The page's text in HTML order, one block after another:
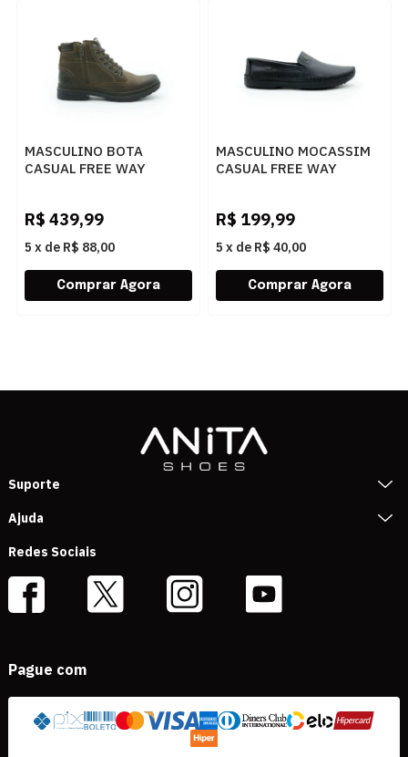
MASCULINO BOTA
CASUAL FREE WAY
R$ 439,99
5 x de R$ 88,00
MASCULINO MOCASSIM
CASUAL FREE WAY
R$ 199,99
5 x de R$ 40,00
Suporte
Ajuda
Redes Sociais
Pague com